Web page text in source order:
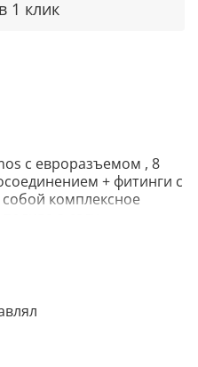
1 клик
с евроразъемом , 8
+ фитинги с
комплексное
и удобного